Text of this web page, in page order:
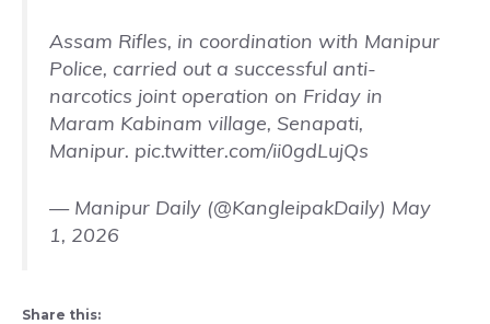
Assam Rifles, in coordination with Manipur
Police, carried out a successful anti-
narcotics joint operation on Friday in
Maram Kabinam village, Senapati,
Manipur. pic.twitter.com/ii0gdLujQs
— Manipur Daily (@KangleipakDaily) May
1, 2026
Share this: